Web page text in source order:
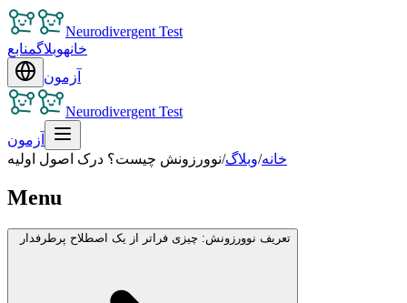
Neurodivergent Test
خانهوبلاگمنابع
آزمون
Neurodivergent Test
آزمون
خانه/وبلاگ/نوورزونش چیست؟ درک اصول اولیه
Menu
تعریف نوورزونش: چیزی فراتر از یک اصطلاح پرطرفدار